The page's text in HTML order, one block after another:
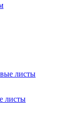
листы
листы